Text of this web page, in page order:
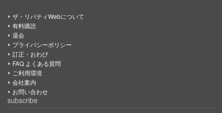
ザ・リバティWebについて
有料購読
退会
プライバシーポリシー
訂正・おわび
FAQ よくある質問
ご利用環境
会社案内
お問い合わせ
subscribe